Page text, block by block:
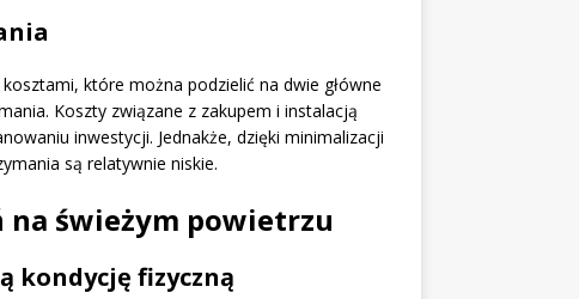
które można podzielić na dwie główne
Koszty związane z zakupem i instalacją
inwestycji. Jednakże, dzięki minimalizacji
są relatywnie niskie.
na świeżym powietrzu
kondycję fizyczną